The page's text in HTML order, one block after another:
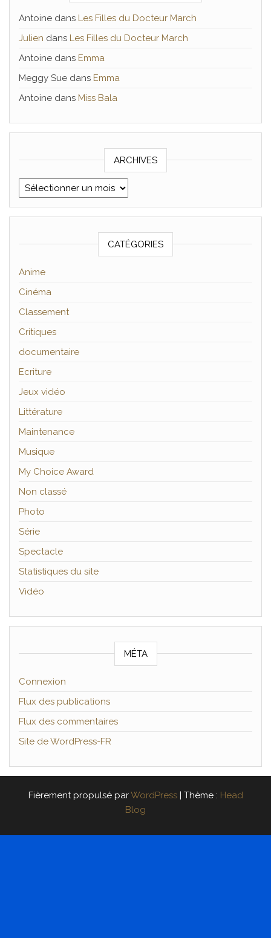
Antoine dans Les Filles du Docteur March
Julien dans Les Filles du Docteur March
Antoine dans Emma
Meggy Sue dans Emma
Antoine dans Miss Bala
ARCHIVES
Archives
CATÉGORIES
Anime
Cinéma
Classement
Critiques
documentaire
Ecriture
Jeux vidéo
Littérature
Maintenance
Musique
My Choice Award
Non classé
Photo
Série
Spectacle
Statistiques du site
Vidéo
MÉTA
Connexion
Flux des publications
Flux des commentaires
Site de WordPress-FR
Fièrement propulsé parWordPress | Thème : Head
Blog